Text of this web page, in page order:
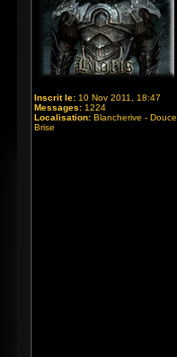
Inscrit le: 10 Nov 2011, 18:47
Messages: 1224
Localisation: Blancherive - Douce
Brise